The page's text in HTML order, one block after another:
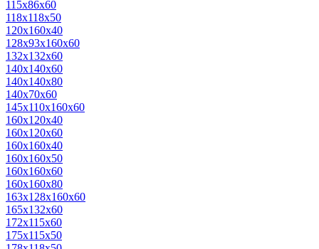
115х86х60
118х118х50
120х160х40
128х93х160х60
132х132х60
140х140х60
140х140х80
140х70х60
145х110х160х60
160х120х40
160х120х60
160х160х40
160х160х50
160х160х60
160х160х80
163х128х160х60
165х132х60
172х115х60
175х115х50